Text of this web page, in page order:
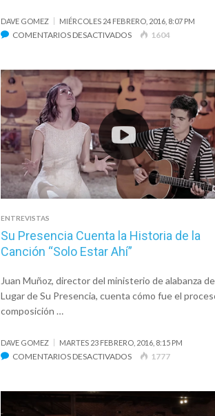
DAVE GOMEZ MIÉRCOLES 24 FEBRERO, 2016, 8:07 PM
COMENTARIOS DESACTIVADOSEN
AMIGOS»
ES
CELEBRACIÓN
DE
LA
BANDA
ARGENTINA
AÑO
1604
ENTREVISTAS
Su Presencia Cuenta la Historia de la
Canción “Solo Estar Ahí”
Juan Muñoz, director del ministerio de alabanza
Lugar de Su Presencia, cuenta cómo fue el
composición …
DAVE GOMEZ MARTES 23 FEBRERO, 2016, 8:15 PM
COMENTARIOS DESACTIVADOSEN
LA
1777